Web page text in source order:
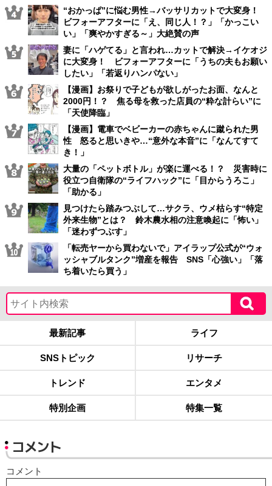
“おかっぱ”に悩む男性→バッサリカットで大変身！
ビフォーアフターに「え、同じ人！？」「かっこい
い」「爽やかすぎる～」大絶賛の声
妻に「ハゲてる」と言われ…カットで解決→イケオジ
に大変身！ ビフォーアフターに「うちの夫もお願い
したい」「若返りハンパない」
【漫画】お祭りで子どもが欲しがったお面、なんと
2000円！？ 焦る母を救った店員の“粋な計らい”に
「天使降臨」
【漫画】電車でベビーカーの赤ちゃんに蹴られた男
性 怒ると思いきや…“意外な本音”に「なんてすて
き！」
大量の「ペットボトル」が楽に運べる！？ 災害時に
役立つ自衛隊の“ライフハック”に「目からうろこ」
「助かる」
見つけたら踏みつぶして…サクラ、ウメ枯らす“特定
外来生物”とは？ 鈴木農水相の注意喚起に「怖い」
「迷わずつぶす」
「転売ヤーから買わないで」アイラップ公式が“ウォ
ッシャブルタンク”増産を報告 SNS「心強い」「落
ち着いたら買う」
最新記事 ライフ
SNSトピック リサーチ
トレンド エンタメ
特別企画 特集一覧
コメント
コメント